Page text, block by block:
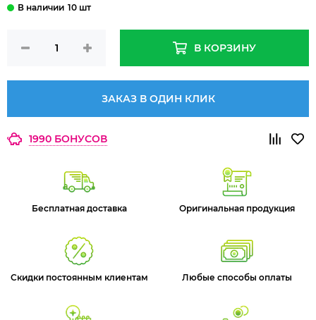
10 шт
В КОРЗИНУ
ЗАКАЗ В ОДИН КЛИК
1990 БОНУСОВ
Бесплатная доставка Оригинальная продукция
Скидки постоянным клиентам Любые способы оплаты